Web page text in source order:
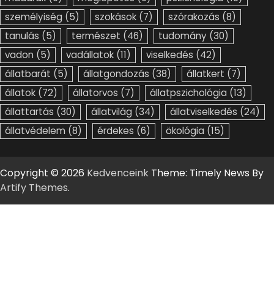
személyiség (5) szokások (7) szórakozás (8)
tanulás (5) természet (46) tudomány (30)
vadon (5) vadállatok (11) viselkedés (42)
állatbarát (5) állatgondozás (38) állatkert (7)
állatok (72) állatorvos (7) állatpszichológia (13)
állattartás (30) állatvilág (34) állatviselkedés (24)
állatvédelem (8) érdekes (6) ökológia (15)
Copyright © 2026 Kedvenceink Theme: Timely News By
Artify Themes.